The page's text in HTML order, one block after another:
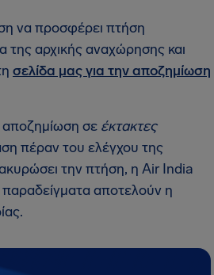
να προσφέρει πτήση
αρχικής αναχώρησης και
σελίδα μας για την αποζημίωση
αποζημίωση σε έκτακτες
πέραν του ελέγχου της
την πτήση, η Air India
αποτελούν η